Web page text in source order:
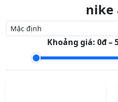
nike
Khoảng giá: 0đ –